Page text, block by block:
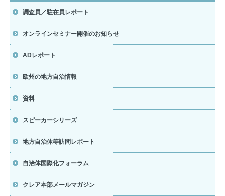
調査員／駐在員レポート
オンラインセミナー開催のお知らせ
ADレポート
欧州の地方自治情報
資料
スピーカーシリーズ
地方自治体等訪問レポート
自治体国際化フォーラム
クレア本部メールマガジン